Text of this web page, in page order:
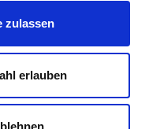
zulassen
erlauben